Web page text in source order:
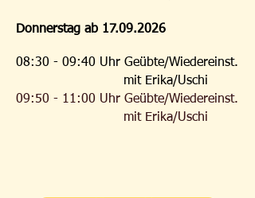
Donnerstag ab 17.09.2026
08:30 - 09:40 Uhr Geübte/Wiedereinst.
mit Erika/Uschi
09:50 - 11:00 Uhr Geübte/Wiedereinst.
mit Erika/Uschi